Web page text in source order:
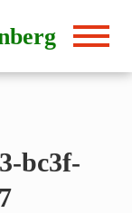
bc3f-